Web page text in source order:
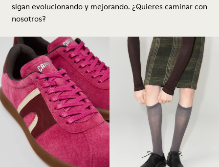
sigan evolucionando y mejorando. ¿Quieres caminar con
nosotros?